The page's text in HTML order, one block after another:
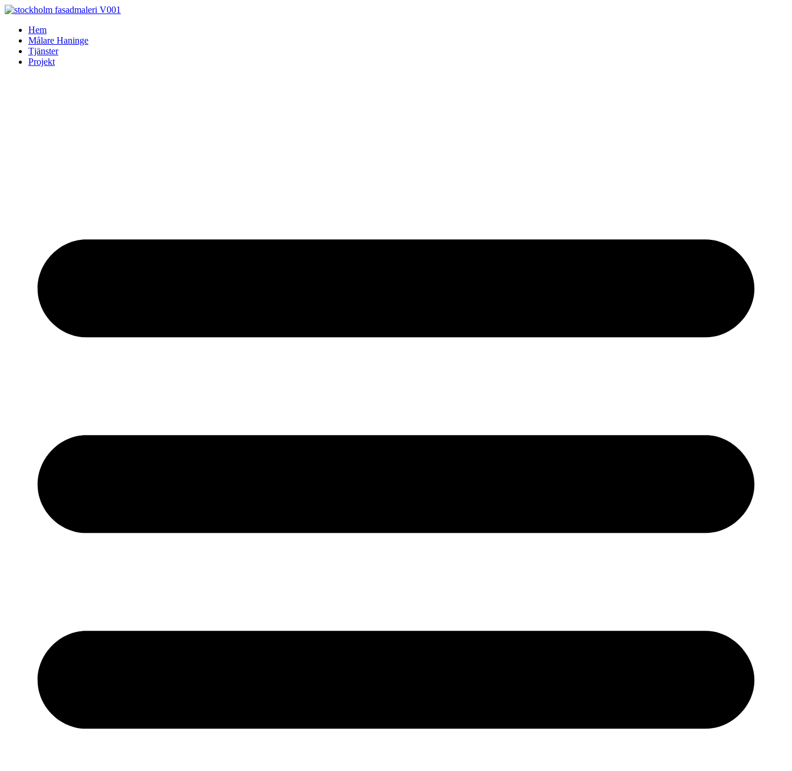
Skip
contentHem
Målare Haninge
Tjänster
Projekt